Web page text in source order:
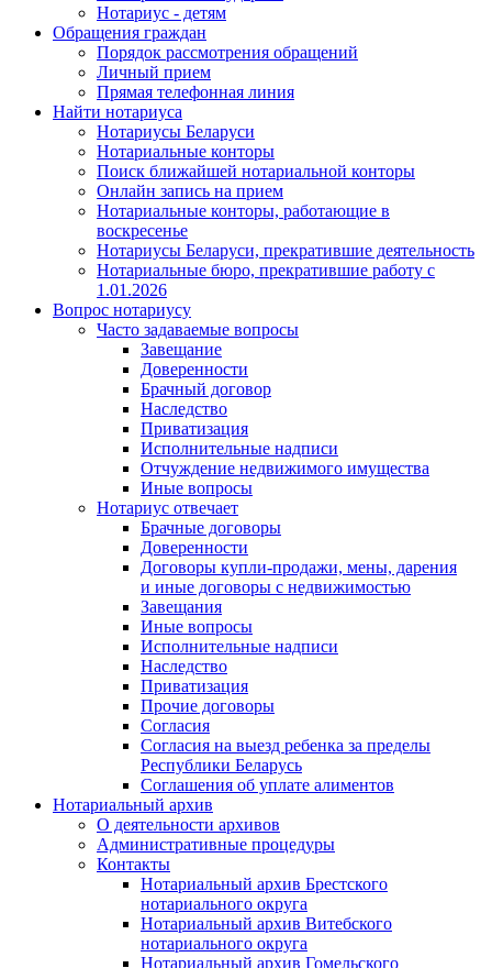
Нотариус - детям
Обращения граждан
Порядок рассмотрения обращений
Личный прием
Прямая телефонная линия
Найти нотариуса
Нотариусы Беларуси
Нотариальные конторы
Поиск ближайшей нотариальной конторы
Онлайн запись на прием
Нотариальные конторы, работающие в
воскресенье
Нотариусы Беларуси, прекратившие деятельность
Нотариальные бюро, прекратившие работу с
1.01.2026
Вопрос нотариусу
Часто задаваемые вопросы
Завещание
Доверенности
Брачный договор
Наследство
Приватизация
Исполнительные надписи
Отчуждение недвижимого имущества
Иные вопросы
Нотариус отвечает
Брачные договоры
Доверенности
Договоры купли-продажи, мены, дарения
и иные договоры с недвижимостью
Завещания
Иные вопросы
Исполнительные надписи
Наследство
Приватизация
Прочие договоры
Согласия
Согласия на выезд ребенка за пределы
Республики Беларусь
Соглашения об уплате алиментов
Нотариальный архив
О деятельности архивов
Административные процедуры
Контакты
Нотариальный архив Брестского
нотариального округа
Нотариальный архив Витебского
нотариального округа
Нотариальный архив Гомельского